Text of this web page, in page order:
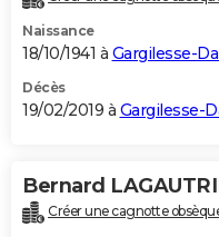
Naissance
18/10/1941 à Gargilesse-
Décès
19/02/2019 à Gargilesse-
Bernard
Créer une cagnotte